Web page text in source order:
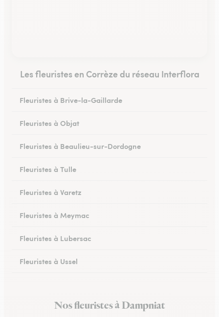
Les fleuristes en Corrèze du réseau Interflora
Fleuristes à Brive-la-Gaillarde
Fleuristes à Objat
Fleuristes à Beaulieu-sur-Dordogne
Fleuristes à Tulle
Fleuristes à Varetz
Fleuristes à Meymac
Fleuristes à Lubersac
Fleuristes à Ussel
Fleuristes à Treignac
Nos fleuristes à Dampniat